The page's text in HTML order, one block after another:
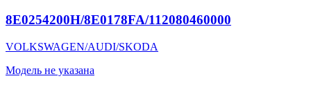
8E0254200H/8E0178FA/112080460000
VOLKSWAGEN/AUDI/SKODA
Модель не указана